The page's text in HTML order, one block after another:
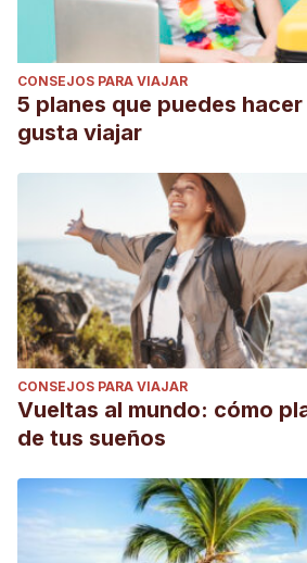
CONSEJOS PARA VIAJAR
5 planes que puedes
gusta viajar
CONSEJOS PARA VIAJAR
Vueltas al mundo: cómo
de tus sueños